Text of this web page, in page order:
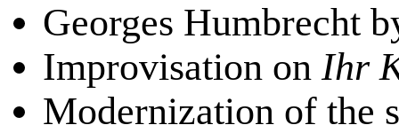
Georges Humbrecht
Improvisation on Ihr
Modernization of the